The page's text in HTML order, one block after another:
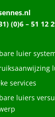
(0)6 – 51 12
luier
services
luiers